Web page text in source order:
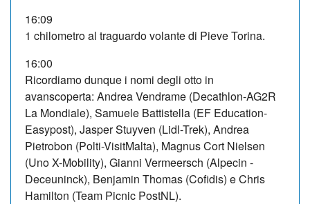
16:09
1 chilometro al traguardo volante di Pieve Torina.
16:00
Ricordiamo dunque i nomi degli otto in
avanscoperta: Andrea Vendrame (Decathlon-AG2R
La Mondiale), Samuele Battistella (EF Education-
Easypost), Jasper Stuyven (Lidl-Trek), Andrea
Pietrobon (Polti-VisitMalta), Magnus Cort Nielsen
(Uno X-Mobility), Gianni Vermeersch (Alpecin -
Deceuninck), Benjamin Thomas (Cofidis) e Chris
Hamilton (Team Picnic PostNL).